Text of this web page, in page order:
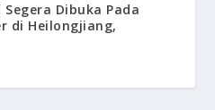
Dibuka Pada
di Heilongjiang,